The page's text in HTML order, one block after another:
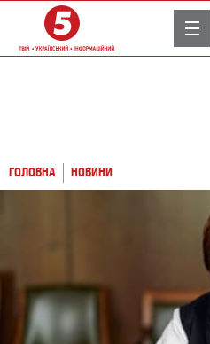
ГОЛОВНА НОВИНИ